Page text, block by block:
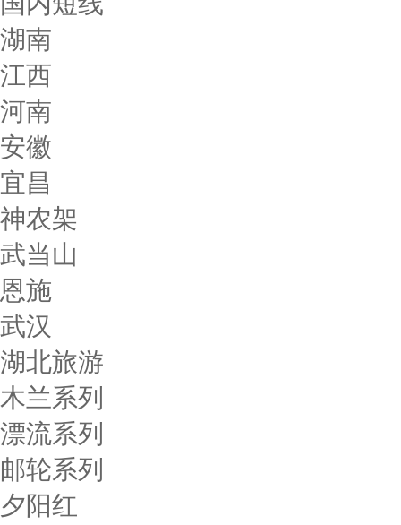
湖南
江西
河南
安徽
宜昌
神农架
武当山
恩施
武汉
湖北旅游
木兰系列
漂流系列
邮轮系列
夕阳红